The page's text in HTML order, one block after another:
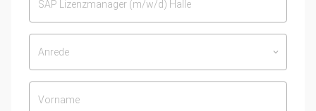
Anrede keyboard_arrow_down